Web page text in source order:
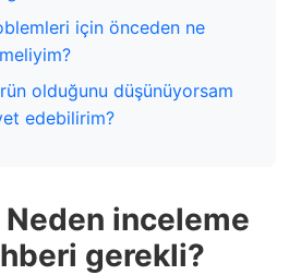
için önceden ne
olduğunu düşünüyorsam
edebilirim?
Neden inceleme
gerekli?